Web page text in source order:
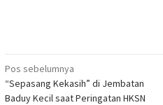
Navigasi
pos
Pos sebelumnya
“Sepasang Kekasih” di Jembatan
Baduy Kecil saat Peringatan HKSN